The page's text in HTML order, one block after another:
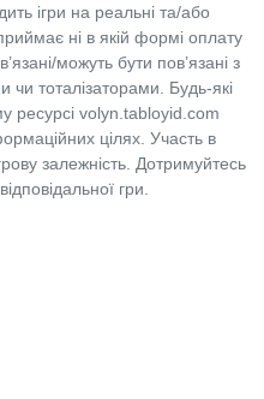
ігри на реальні та/або
ні в якій формі оплату
можуть бути пов’язані з
тоталізаторами. Будь-які
ресурсі volyn.tabloyid.com
цілях. Участь в
залежність. Дотримуйтесь
гри.